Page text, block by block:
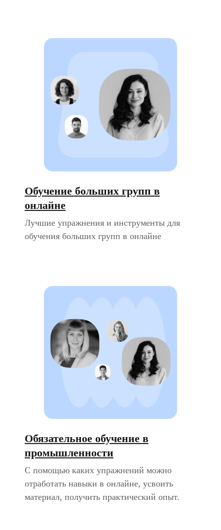
Обучение больших групп в
онлайне
Лучшие упражнения и инструменты для
обучения больших групп в онлайне
Обязательное обучение в
промышленности
С помощью каких упражнений можно
отработать навыки в онлайне, усвоить
материал, получить практический опыт.